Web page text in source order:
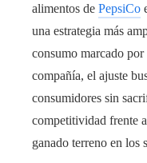
alimentos de PepsiCo
una estrategia más
consumo marcado
compañía, el ajuste
consumidores sin
competitividad frente
ganado terreno en los